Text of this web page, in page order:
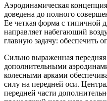
Аэродинамическая
доведена до полного
Ее четкая форма с типичной
направляет набегающий
главную задачу: обеспечить
Сильно выраженная
дополнительными
колесными арками
силу на передней оси.
передней части